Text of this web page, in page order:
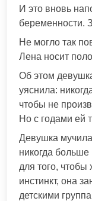
И это вновь
беременности.
Не могло так
Лена носит
Об этом
уяснила:
чтобы не
Но с годами ей
Девушка
никогда
для того, чтобы
инстинкт, она
детскими